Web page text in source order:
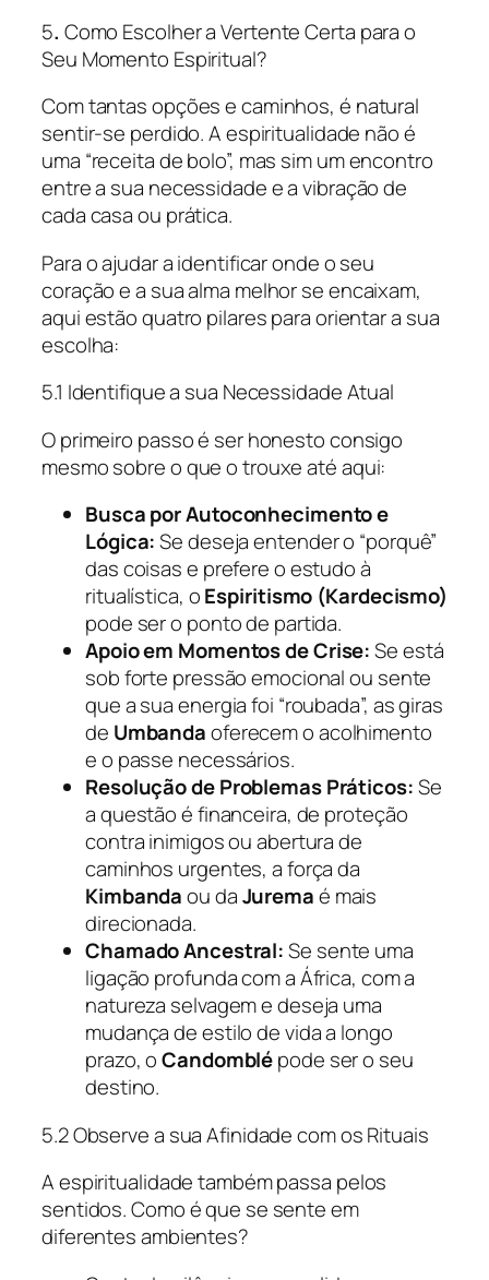
5. Como Escolher a Vertente Certa para o
Seu Momento Espiritual?
Com tantas opções e caminhos, é natural
sentir-se perdido. A espiritualidade não é
uma “receita de bolo”, mas sim um encontro
entre a sua necessidade e a vibração de
cada casa ou prática.
Para o ajudar a identificar onde o seu
coração e a sua alma melhor se encaixam,
aqui estão quatro pilares para orientar a sua
escolha:
5.1 Identifique a sua Necessidade Atual
O primeiro passo é ser honesto consigo
mesmo sobre o que o trouxe até aqui:
Busca por Autoconhecimento e
Lógica:Se deseja entender o “porquê”
das coisas e prefere o estudo à
ritualística, oEspiritismo (Kardecismo)
pode ser o ponto de partida.
Apoio em Momentos de Crise:Se está
sob forte pressão emocional ou sente
que a sua energia foi “roubada”, as giras
de Umbandaoferecem o acolhimento
e o passe necessários.
Resolução de Problemas Práticos:Se
a questão é financeira, de proteção
contra inimigos ou abertura de
caminhos urgentes, a força da
Kimbandaou daJuremaé mais
direcionada.
Chamado Ancestral:Se sente uma
ligação profunda com a África, com a
natureza selvagem e deseja uma
mudança de estilo de vida a longo
prazo, oCandomblépode ser o seu
destino.
5.2 Observe a sua Afinidade com os Rituais
A espiritualidade também passa pelos
sentidos. Como é que se sente em
diferentes ambientes?